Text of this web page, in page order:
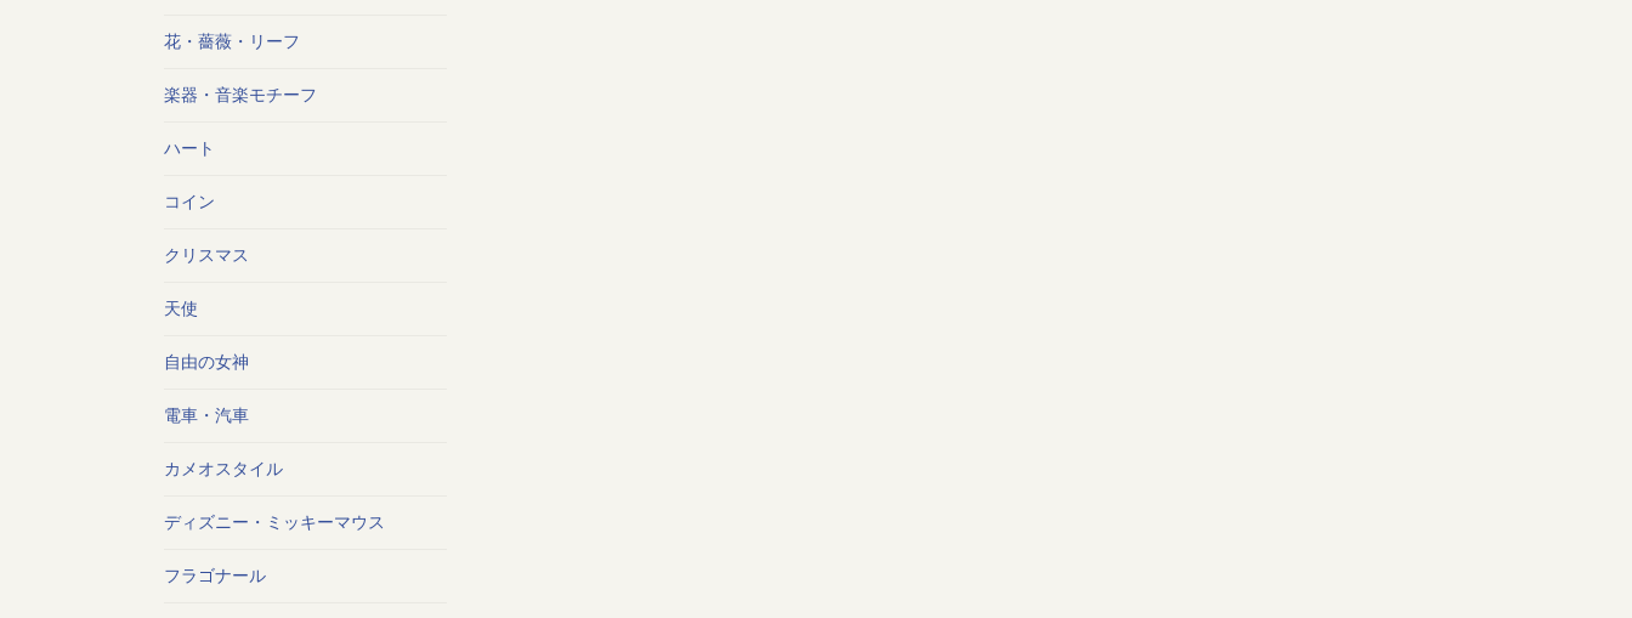
花・薔薇・リーフ
楽器・音楽モチーフ
ハート
コイン
クリスマス
天使
自由の女神
電車・汽車
カメオスタイル
ディズニー・ミッキーマウス
フラゴナール